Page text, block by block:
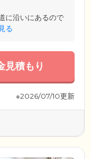
に沿いにあるので
る
見積もり
※2026/07/10更新